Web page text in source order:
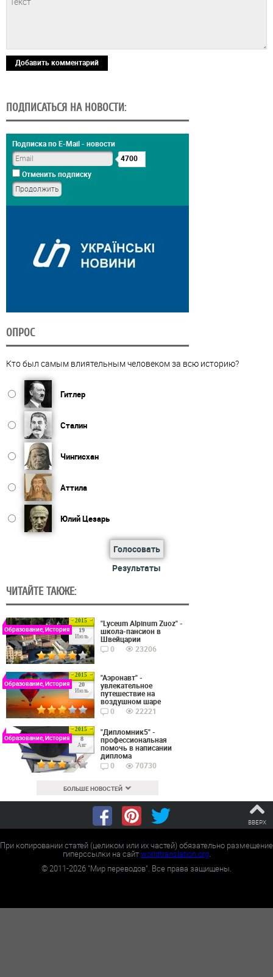
Добавить комментарий
ПОДПИСАТЬСЯ НА НОВОСТИ:
Подписка по E-Mail - новости
4700
Отменить подписку
ОПРОС
Кто был самым влиятельным человеком за всю историю?
Гитлер
Сталин
Чингисхан
Аттила
Юлий Цезарь
Голосовать
Результаты
ЧИТАЙТЕ ТАКЖЕ:
2015
19
Июль
Образование, История
"Lyceum Alpinum Zuoz" -
школа-пансион в
Швейцарии
0
23206
2015
20
Июль
Образование, История
"Аэронавт" -
увлекательное
путешествие на
воздушном шаре
0
22221
2015
8
Авг
Образование, История
"Дипломник5" -
профессиональная
помочь в написании
диплома
0
70730
БОЛЬШЕ НОВОСТЕЙ
ВВЕРХ
При копировании статей (целиком или их частей) обязательно размещение
гиперссылки на сайтworldtranslation.org.
©2011-2026 "Мир переводов". Все права защищены.